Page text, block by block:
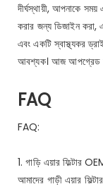
দীর্ঘস্থায়ী, আপনাকে
করার জন্য ডিজাইন করা,
এবং একটি স্বাস্থ্যকর
আবশ্যক। আজ আপগ্রেড
FAQ
FAQ:
1. গাড়ি এয়ার ফিল্টার
আমাদের গাড়ী এয়ার